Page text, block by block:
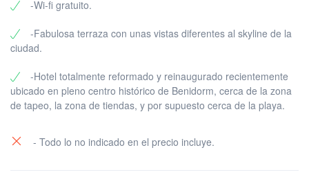
-Wi-fi gratuito.
-Fabulosa terraza con unas vistas diferentes al skyline de la
ciudad.
-Hotel totalmente reformado y reinaugurado recientemente
ubicado en pleno centro histórico de Benidorm, cerca de la zona
de tapeo, la zona de tiendas, y por supuesto cerca de la playa.
- Todo lo no indicado en el precio incluye.